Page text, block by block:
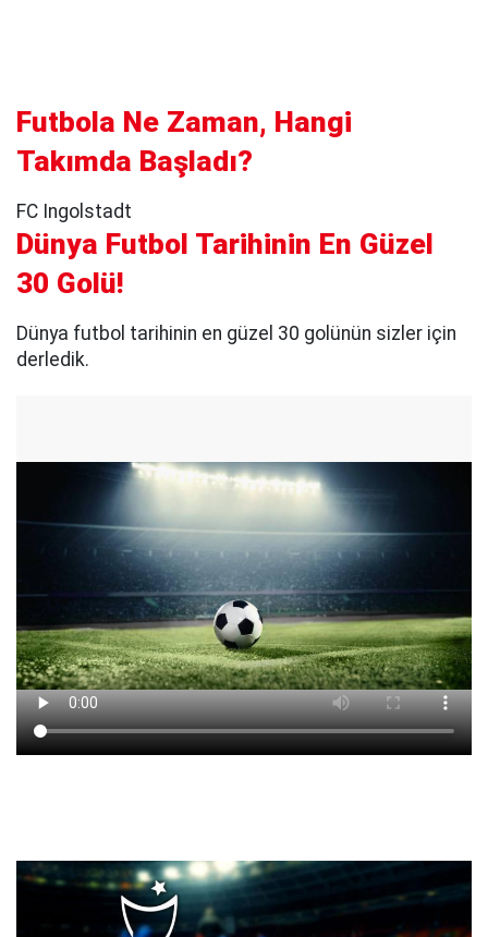
Futbola Ne Zaman, Hangi
Takımda Başladı?
FC Ingolstadt
Dünya Futbol Tarihinin En Güzel
30 Golü!
Dünya futbol tarihinin en güzel 30 golünün sizler için
derledik.